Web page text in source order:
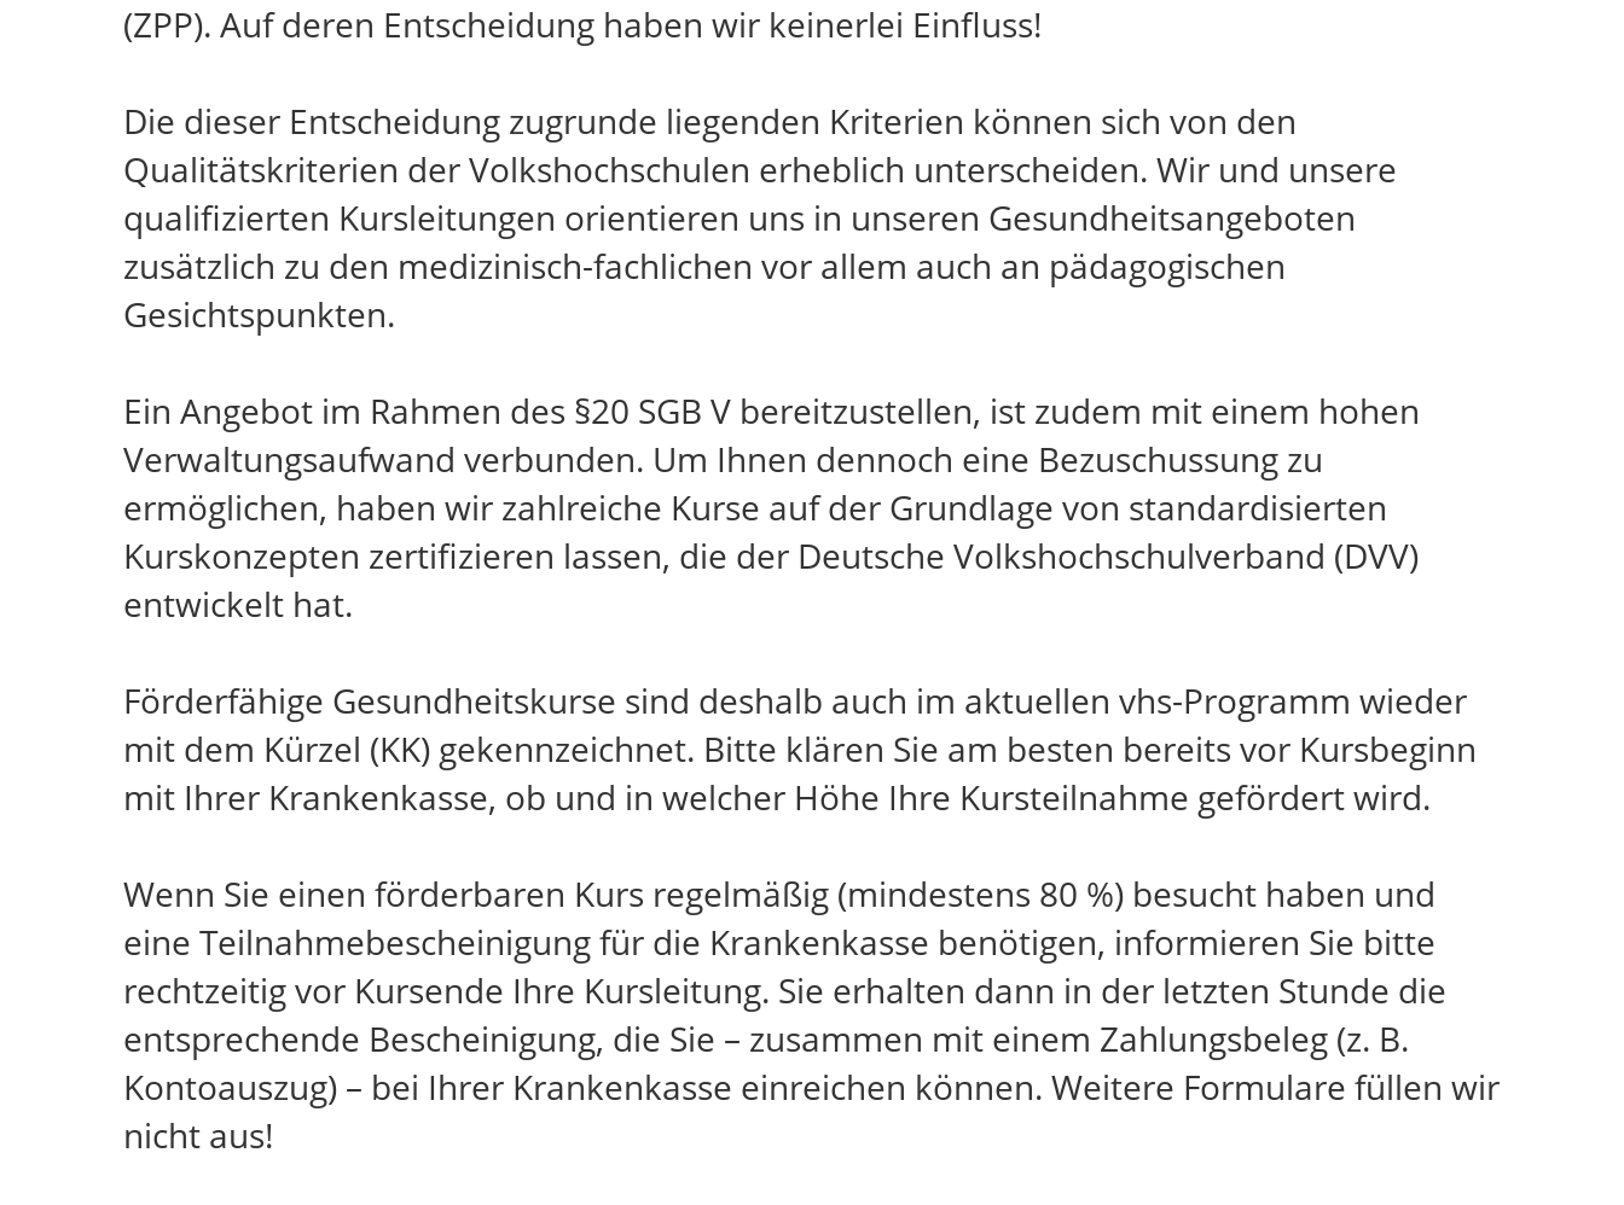
(ZPP). Auf deren Entscheidung haben wir keinerlei Einfluss!
Die dieser Entscheidung zugrunde liegenden Kriterien können sich von den
Qualitätskriterien der Volkshochschulen erheblich unterscheiden. Wir und unsere
qualifizierten Kursleitungen orientieren uns in unseren Gesundheitsangeboten
zusätzlich zu den medizinisch-fachlichen vor allem auch an pädagogischen
Gesichtspunkten.
Ein Angebot im Rahmen des §20 SGB V bereitzustellen, ist zudem mit einem hohen
Verwaltungsaufwand verbunden. Um Ihnen dennoch eine Bezuschussung zu
ermöglichen, haben wir zahlreiche Kurse auf der Grundlage von standardisierten
Kurskonzepten zertifizieren lassen, die der Deutsche Volkshochschulverband (DVV)
entwickelt hat.
Förderfähige Gesundheitskurse sind deshalb auch im aktuellen vhs-Programm wieder
mit dem Kürzel (KK) gekennzeichnet. Bitte klären Sie am besten bereits vor Kursbeginn
mit Ihrer Krankenkasse, ob und in welcher Höhe Ihre Kursteilnahme gefördert wird.
Wenn Sie einen förderbaren Kurs regelmäßig (mindestens 80 %) besucht haben und
eine Teilnahmebescheinigung für die Krankenkasse benötigen, informieren Sie bitte
rechtzeitig vor Kursende Ihre Kursleitung. Sie erhalten dann in der letzten Stunde die
entsprechende Bescheinigung, die Sie – zusammen mit einem Zahlungsbeleg (z. B.
Kontoauszug) – bei Ihrer Krankenkasse einreichen können. Weitere Formulare füllen wir
nicht aus!